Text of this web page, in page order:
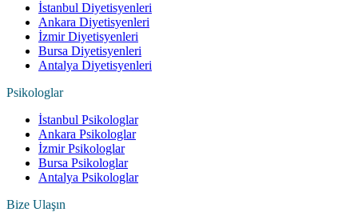
İstanbul Diyetisyenleri
Ankara Diyetisyenleri
İzmir Diyetisyenleri
Bursa Diyetisyenleri
Antalya Diyetisyenleri
Psikologlar
İstanbul Psikologlar
Ankara Psikologlar
İzmir Psikologlar
Bursa Psikologlar
Antalya Psikologlar
Bize Ulaşın